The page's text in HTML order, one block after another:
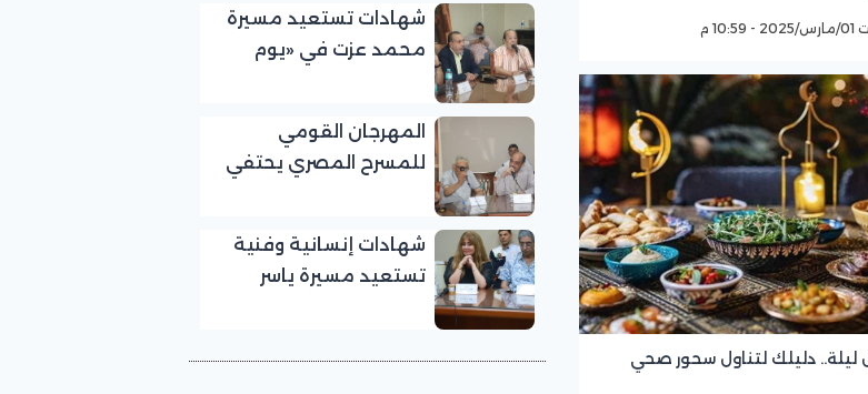
م
ليلة.. دليلك لتناول سحور صحي
شهادات تستعيد مسيرة
محمد عزت في «يوم
للمسرح المصري
المهرجان القومي
للمسرح المصري يحتفي
لرموز المسرح»
شهادات إنسانية وفنية
تستعيد مسيرة ياسر